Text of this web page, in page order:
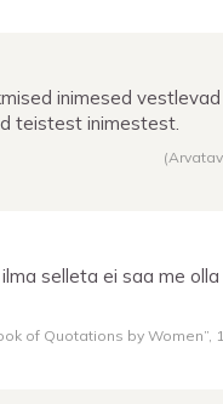
inimesed vestlevad
teistest inimestest.
selleta ei saa me olla
of Quotations by Women”,